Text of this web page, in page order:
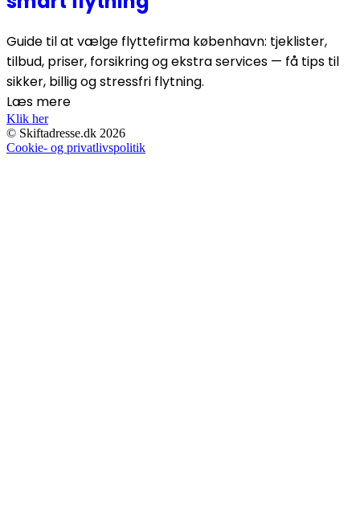
Guide til at vælge flyttefirma københavn: tjeklister,
tilbud, priser, forsikring og ekstra services — få tips til
sikker, billig og stressfri flytning.
Læs mere
Klik her
© Skiftadresse.dk 2026
Cookie- og privatlivspolitik